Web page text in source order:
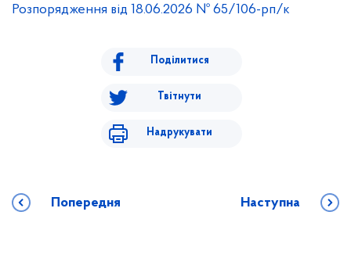
Розпорядження від 18.06.2026 № 65/106-рп/к
Поділитися
Твітнути
Надрукувати
Попередня Наступна